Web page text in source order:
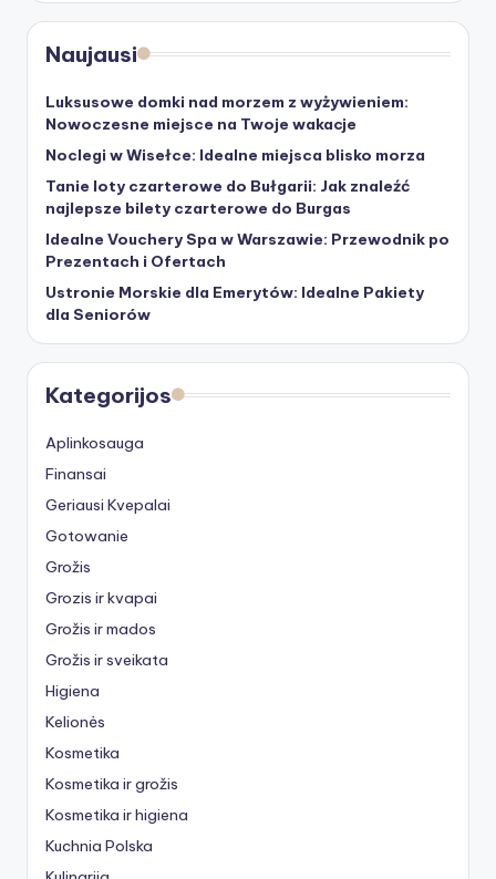
Naujausi
Luksusowe domki nad morzem z wyżywieniem:
Nowoczesne miejsce na Twoje wakacje
Noclegi w Wisełce: Idealne miejsca blisko morza
Tanie loty czarterowe do Bułgarii: Jak znaleźć
najlepsze bilety czarterowe do Burgas
Idealne Vouchery Spa w Warszawie: Przewodnik po
Prezentach i Ofertach
Ustronie Morskie dla Emerytów: Idealne Pakiety
dla Seniorów
Kategorijos
Aplinkosauga
Finansai
Geriausi Kvepalai
Gotowanie
Grožis
Grozis ir kvapai
Grožis ir mados
Grožis ir sveikata
Higiena
Kelionės
Kosmetika
Kosmetika ir grožis
Kosmetika ir higiena
Kuchnia Polska